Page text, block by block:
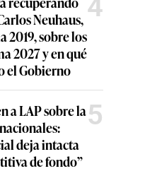
Neuhaus,
2019, sobre los
2027 y en qué
el Gobierno
4
a LAP sobre la
deja intacta
de fondo”
5